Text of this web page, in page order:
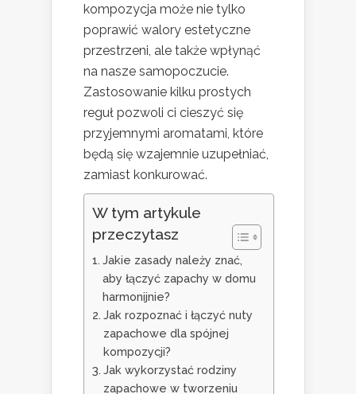
kompozycja może nie tylko
poprawić walory estetyczne
przestrzeni, ale także wpłynąć
na nasze samopoczucie.
Zastosowanie kilku prostych
reguł pozwoli ci cieszyć się
przyjemnymi aromatami, które
będą się wzajemnie uzupełniać,
zamiast konkurować.
W tym artykule
przeczytasz
Jakie zasady należy znać,
aby łączyć zapachy w domu
harmonijnie?
Jak rozpoznać i łączyć nuty
zapachowe dla spójnej
kompozycji?
Jak wykorzystać rodziny
zapachowe w tworzeniu